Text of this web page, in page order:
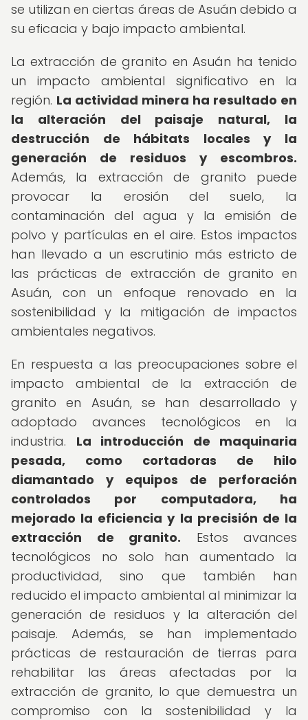
se utilizan en ciertas áreas de Asuán debido a
su eficacia y bajo impacto ambiental.
La extracción de granito en Asuán ha tenido
un impacto ambiental significativo en la
región. La actividad minera ha resultado en
la alteración del paisaje natural, la
destrucción de hábitats locales y la
generación de residuos y escombros.
Además, la extracción de granito puede
provocar la erosión del suelo, la
contaminación del agua y la emisión de
polvo y partículas en el aire. Estos impactos
han llevado a un escrutinio más estricto de
las prácticas de extracción de granito en
Asuán, con un enfoque renovado en la
sostenibilidad y la mitigación de impactos
ambientales negativos.
En respuesta a las preocupaciones sobre el
impacto ambiental de la extracción de
granito en Asuán, se han desarrollado y
adoptado avances tecnológicos en la
industria. La introducción de maquinaria
pesada, como cortadoras de hilo
diamantado y equipos de perforación
controlados por computadora, ha
mejorado la eficiencia y la precisión de la
extracción de granito. Estos avances
tecnológicos no solo han aumentado la
productividad, sino que también han
reducido el impacto ambiental al minimizar la
generación de residuos y la alteración del
paisaje. Además, se han implementado
prácticas de restauración de tierras para
rehabilitar las áreas afectadas por la
extracción de granito, lo que demuestra un
compromiso con la sostenibilidad y la